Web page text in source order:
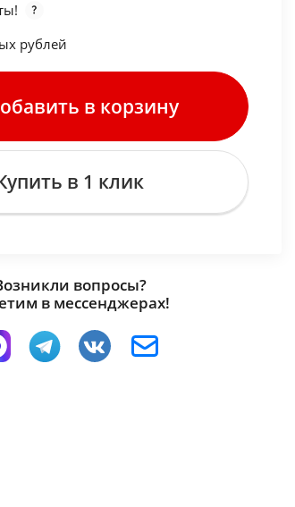
рублей
в корзину
в 1 клик
вопросы?
в мессенджерах!